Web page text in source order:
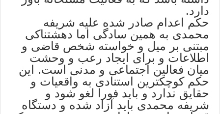
دارد.
حکم اعدام صادر شده علیه شریفه
محمدی به همین سادگی اما دهشتناکی
مبتنی بر میل و خواسته شخص قاضی و
اطلاعات و برای ایجاد رعب و وحشت
میان فعالین اجتماعی و مدنی است. این
حکم کوچکترین استنادی به واقعیات و
حقایق ندارد و باید فورا لغو شود و
شریفه محمدی باید آزاد شده و دستگاه